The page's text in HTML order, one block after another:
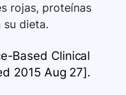
rojas, proteínas
su dieta.
Based Clinical
2015 Aug 27].